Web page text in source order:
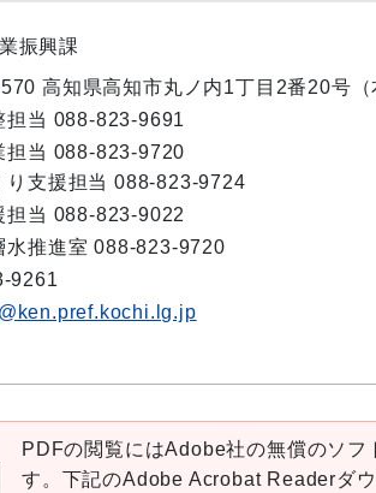
振興課
高知県高知市丸ノ内1丁目2番20号（
担当 088-823-9691
担当 088-823-9720
り支援担当 088-823-9724
担当 088-823-9022
水推進室 088-823-9720
9261
PDFの閲覧にはAdobe社の無償のソ
す。下記のAdobe Acrobat Readerダ